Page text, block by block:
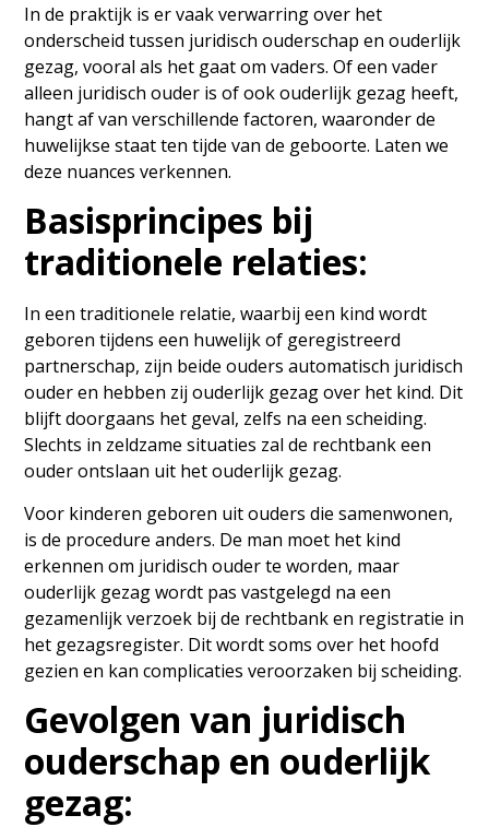
In de praktijk is er vaak verwarring over het
onderscheid tussen juridisch ouderschap en ouderlijk
gezag, vooral als het gaat om vaders. Of een vader
alleen juridisch ouder is of ook ouderlijk gezag heeft,
hangt af van verschillende factoren, waaronder de
huwelijkse staat ten tijde van de geboorte. Laten we
deze nuances verkennen.
Basisprincipes bij
traditionele relaties:
In een traditionele relatie, waarbij een kind wordt
geboren tijdens een huwelijk of geregistreerd
partnerschap, zijn beide ouders automatisch juridisch
ouder en hebben zij ouderlijk gezag over het kind. Dit
blijft doorgaans het geval, zelfs na een scheiding.
Slechts in zeldzame situaties zal de rechtbank een
ouder ontslaan uit het ouderlijk gezag.
Voor kinderen geboren uit ouders die samenwonen,
is de procedure anders. De man moet het kind
erkennen om juridisch ouder te worden, maar
ouderlijk gezag wordt pas vastgelegd na een
gezamenlijk verzoek bij de rechtbank en registratie in
het gezagsregister. Dit wordt soms over het hoofd
gezien en kan complicaties veroorzaken bij scheiding.
Gevolgen van juridisch
ouderschap en ouderlijk
gezag: